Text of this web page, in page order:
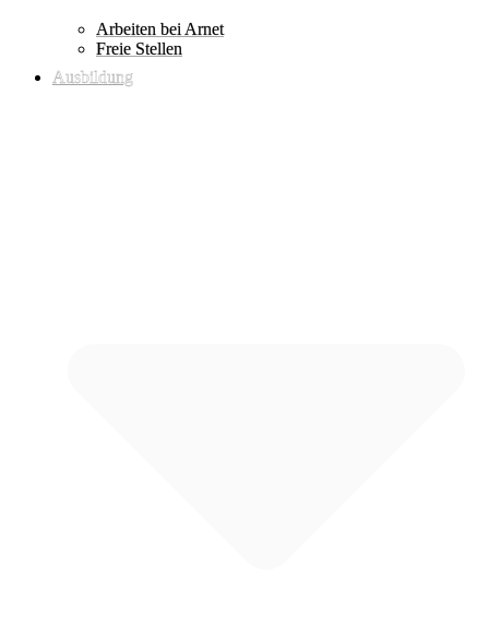
Arbeiten bei Arnet
Freie Stellen
Ausbildung